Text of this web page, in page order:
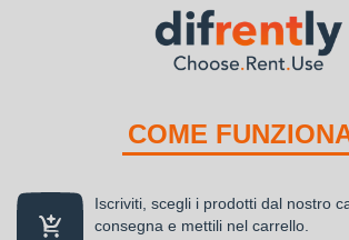
COME
Iscriviti, scegli i prodotti dal nostro
consegna e mettili nel carrello.